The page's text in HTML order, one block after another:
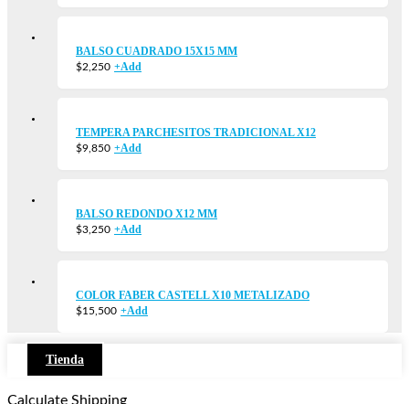
BALSO CUADRADO 15X15 MM
$2,250 +Add
TEMPERA PARCHESITOS TRADICIONAL X12
$9,850 +Add
BALSO REDONDO X12 MM
$3,250 +Add
COLOR FABER CASTELL X10 METALIZADO
$15,500 +Add
Tienda
Calculate Shipping